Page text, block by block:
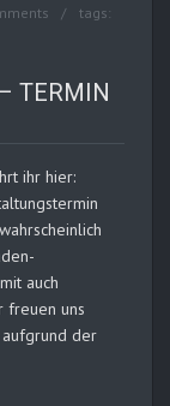
tags:
TERMIN
ihr hier:
auch
freuen uns
der